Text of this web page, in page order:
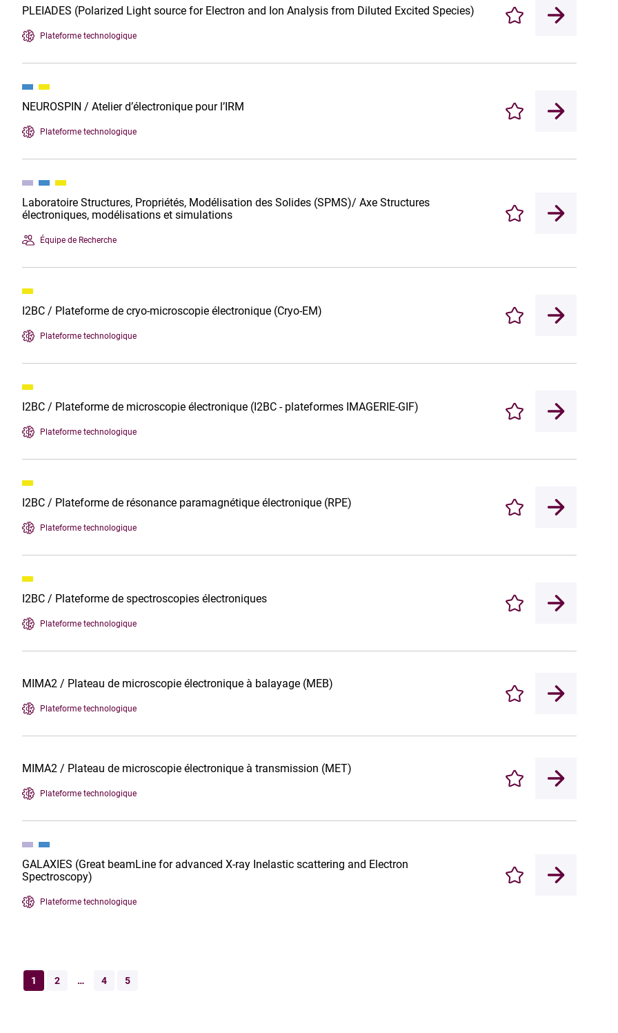
PLEIADES (Polarized Light source for Electron and Ion Analysis from Diluted Excited Species)
Plateforme technologique
Enregistrer
NEUROSPIN / Atelier d’électronique pour l’IRM
Plateforme technologique
Enregistrer
Laboratoire Structures, Propriétés, Modélisation des Solides (SPMS)/ Axe Structures
électroniques, modélisations et simulations
Équipe de Recherche
Enregistrer
I2BC / Plateforme de cryo-microscopie électronique (Cryo-EM)
Plateforme technologique
Enregistrer
I2BC / Plateforme de microscopie électronique (I2BC - plateformes IMAGERIE-GIF)
Plateforme technologique
Enregistrer
I2BC / Plateforme de résonance paramagnétique électronique (RPE)
Plateforme technologique
Enregistrer
I2BC / Plateforme de spectroscopies électroniques
Plateforme technologique
Enregistrer
MIMA2 / Plateau de microscopie électronique à balayage (MEB)
Plateforme technologique
Enregistrer
MIMA2 / Plateau de microscopie électronique à transmission (MET)
Plateforme technologique
Enregistrer
GALAXIES (Great beamLine for advanced X-ray Inelastic scattering and Electron
Spectroscopy)
Plateforme technologique
Enregistrer
1 2 … 4 5